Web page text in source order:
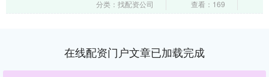
分类：找配资公司 查看：169
在线配资门户文章已加载完成